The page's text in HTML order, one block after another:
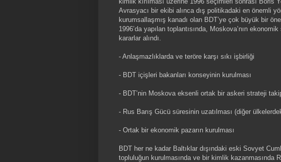
Avrasyacı bir ekibi alınca dış politikadaki en önemli
kurumsallaşmış kanadı olan BDT’ye çok büyük bir
1996’da yapılan toplantısında, Moskova’nın
kararlar alındı.
- Anlaşmazlıklarda ve teröre karşı sıkı işbirliği
- BDT içişleri bakanları konseyinin kurulması
- BDT’nin Moskova eksenli ortak bir askeri strateji
- Rus Barış Gücü süresinin uzatılması (diğer
- Ortak bir ekonomik pazarın kurulması
BDT her ne kadar Baltıklar dışındaki eski Sovyet
topluluğun kurulmasında ve bir kimlik kazanmasında